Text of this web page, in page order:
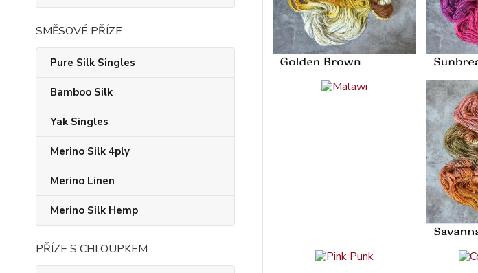
SMĚSOVÉ PŘÍZE
Pure Silk Singles
Bamboo Silk
Yak Singles
Merino Silk 4ply
Merino Linen
Merino Silk Hemp
PŘÍZE S CHLOUPKEM